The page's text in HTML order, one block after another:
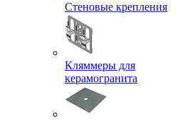
Стеновые крепления
Кляммеры для
керамогранита